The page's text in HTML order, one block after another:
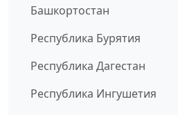
Башкортостан
Республика Бурятия
Республика Дагестан
Республика Ингушетия